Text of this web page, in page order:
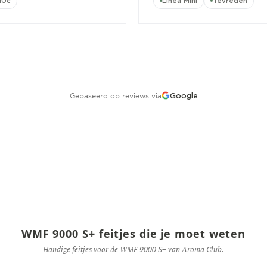
Gebaseerd op reviews via Google
WMF 9000 S+ feitjes die je moet weten
Handige feitjes voor de WMF 9000 S+ van Aroma Club.